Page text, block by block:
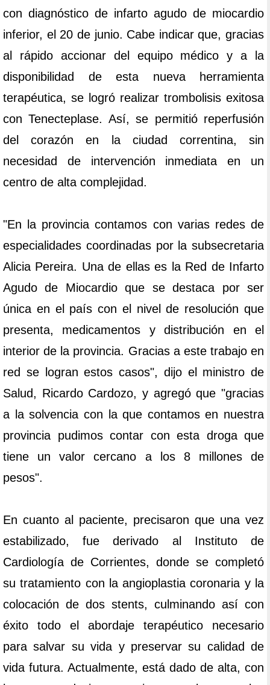
con diagnóstico de infarto agudo de miocardio
inferior, el 20 de junio. Cabe indicar que, gracias
al rápido accionar del equipo médico y a la
disponibilidad de esta nueva herramienta
terapéutica, se logró realizar trombolisis exitosa
con Tenecteplase. Así, se permitió reperfusión
del corazón en la ciudad correntina, sin
necesidad de intervención inmediata en un
centro de alta complejidad.
"En la provincia contamos con varias redes de
especialidades coordinadas por la subsecretaria
Alicia Pereira. Una de ellas es la Red de Infarto
Agudo de Miocardio que se destaca por ser
única en el país con el nivel de resolución que
presenta, medicamentos y distribución en el
interior de la provincia. Gracias a este trabajo en
red se logran estos casos", dijo el ministro de
Salud, Ricardo Cardozo, y agregó que "gracias
a la solvencia con la que contamos en nuestra
provincia pudimos contar con esta droga que
tiene un valor cercano a los 8 millones de
pesos".
En cuanto al paciente, precisaron que una vez
estabilizado, fue derivado al Instituto de
Cardiología de Corrientes, donde se completó
su tratamiento con la angioplastia coronaria y la
colocación de dos stents, culminando así con
éxito todo el abordaje terapéutico necesario
para salvar su vida y preservar su calidad de
vida futura. Actualmente, está dado de alta, con